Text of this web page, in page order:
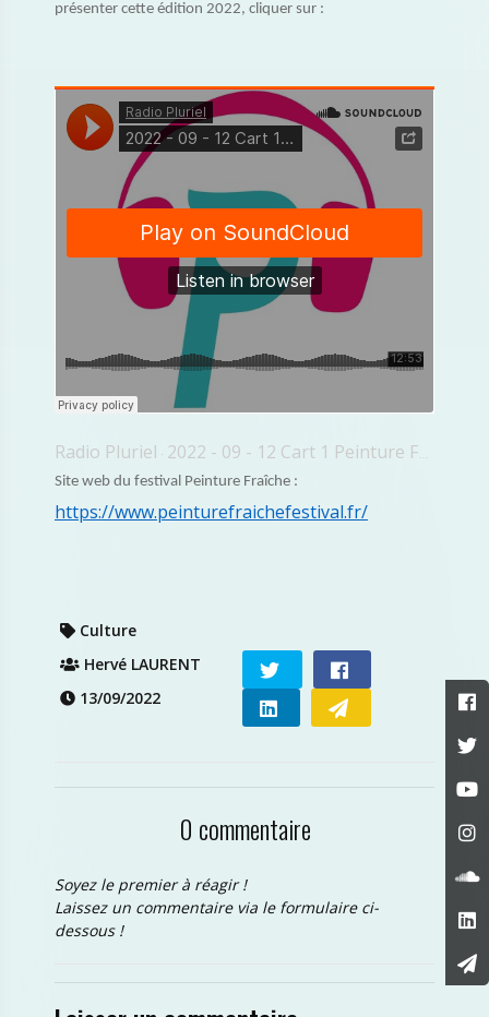
présenter cette édition 2022, cliquer sur :
Radio Pluriel · 2022 - 09 - 12 Cart 1 Peinture Fraiche
Site web du festival Peinture Fraîche :
https://www.peinturefraichefestival.fr/
Culture
Hervé LAURENT
13/09/2022
0 commentaire
Soyez le premier à réagir !
Laissez un commentaire via le formulaire ci-
dessous !